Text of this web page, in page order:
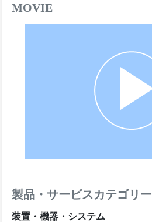
MOVIE
製品・サービスカテゴリー
装置・機器・システム